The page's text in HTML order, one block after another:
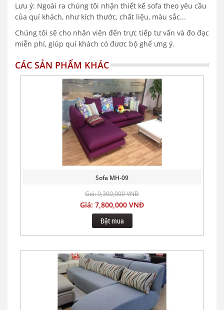
Lưu ý: Ngoài ra chúng tôi nhận thiết kế sofa theo yêu cầu
của quí khách, như kích thước, chất liệu, màu sắc...
Chúng tôi sẽ cho nhân viên đến trực tiếp tư vấn và đo đạc
miễn phí, giúp quí khách có đươc bộ ghế ưng ý.
CÁC SẢN PHẨM KHÁC
Sofa MH-09
Giá: 9,300,000 VNĐ
Giá: 7,800,000 VNĐ
Đặt mua